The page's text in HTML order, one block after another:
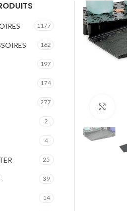
1177
162
197
174
277
2
4
25
39
14